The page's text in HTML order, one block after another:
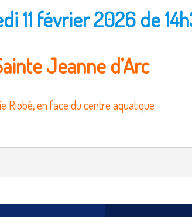
11 février 2026 de
Jeanne d’Arc
Riobé, en face du centre aquatique